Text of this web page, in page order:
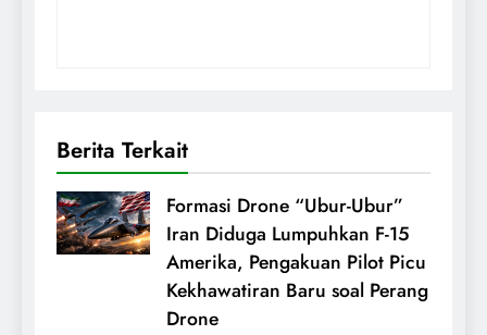
Berita Terkait
Formasi Drone “Ubur-Ubur”
Iran Diduga Lumpuhkan F-15
Amerika, Pengakuan Pilot Picu
Kekhawatiran Baru soal Perang
Drone